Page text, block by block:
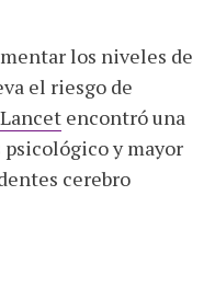
los niveles de
el riesgo de
encontró una
y mayor
cerebro